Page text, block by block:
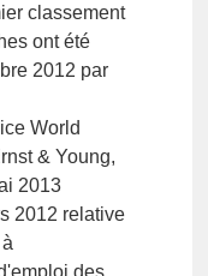
classement
ont été
2012 par
World
& Young,
2013
2012 relative
des